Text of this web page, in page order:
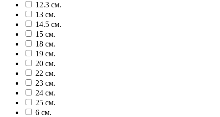
12.3 см.
13 см.
14.5 см.
15 см.
18 см.
19 см.
20 см.
22 см.
23 см.
24 см.
25 см.
6 см.